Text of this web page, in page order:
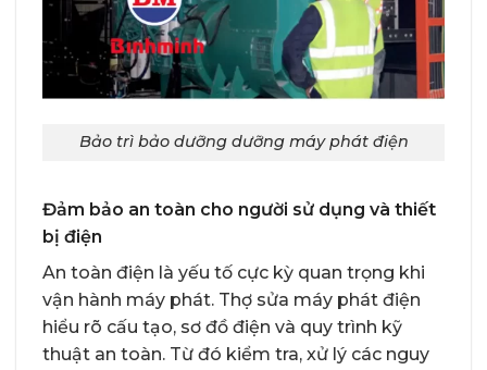
Bảo trì bảo dưỡng dưỡng máy phát điện
Đảm bảo an toàn cho người sử dụng và thiết
bị điện
An toàn điện là yếu tố cực kỳ quan trọng khi
vận hành máy phát. Thợ sửa máy phát điện
hiểu rõ cấu tạo, sơ đồ điện và quy trình kỹ
thuật an toàn. Từ đó kiểm tra, xử lý các nguy